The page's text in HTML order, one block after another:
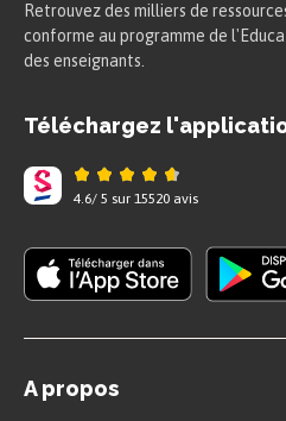
Retrouvez des milliers de
conforme au programme de
des enseignants.
Téléchargez
4.6/ 5 sur 15520 avis
A propos